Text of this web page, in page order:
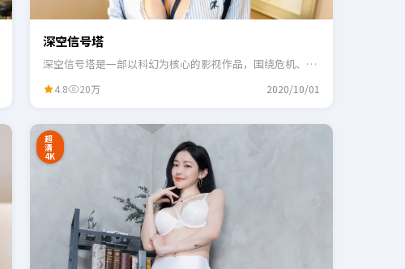
深空信号塔
深空信号塔是一部以科幻为核心的影视作品，围绕危机、反
4.8 20万 2020/10/01
超
清
4K